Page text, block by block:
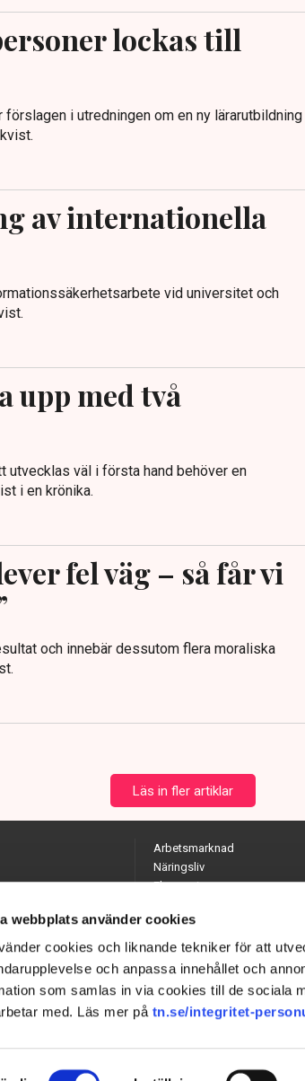
webbplats använder cookies
cookies och liknande tekniker för att
och anpassa innehållet och
som samlas in via cookies till de sociala
med. Läs mer på tn.se/integritet-
lockas till
i utredningen om en ny lärarutbildning
av internationella
vid universitet och
upp med två
utvecklas väl i första hand behöver en
i en krönika.
fel väg – så får vi
och innebär dessutom flera moraliska
Läs in fler artiklar
Arbetsmarknad
Näringsliv
Ekonomi
Opinion
Hållbarhet
Utrikes
Quiz